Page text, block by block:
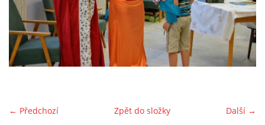
WEBOVÁ KAMERA
VIDEA Z DRONU
← Předchozí Další →
Zpět do složky